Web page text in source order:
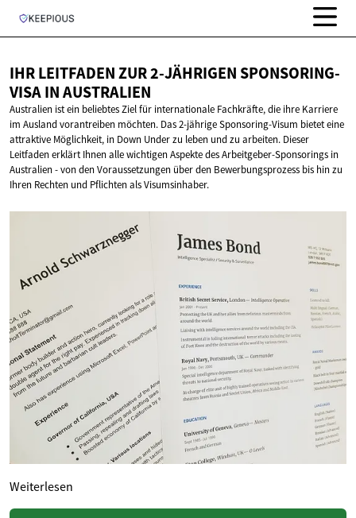
IHR LEITFADEN ZUR 2-JÄHRIGEN SPONSORING-
VISAIN AUSTRALIEN
Australien ist ein beliebtes Ziel für internationale Fachkräfte, die ihre Karriere
im Ausland vorantreiben möchten. Das 2-jährige Sponsoring-Visum bietet eine
attraktive Möglichkeit, in Down Under zu leben und zu arbeiten. Dieser
Leitfaden erklärt Ihnen alle wichtigen Aspekte des Arbeitgeber-Sponsorings in
Australien - von den Voraussetzungen über den Bewerbungsprozess bis hin zu
Ihren Rechten und Pflichten als Visumsinhaber.
Weiterlesen